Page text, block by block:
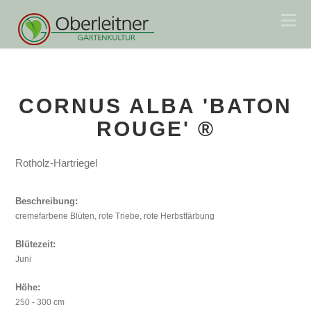
CORNUS ALBA 'BATON
ROUGE' ®
Rotholz-Hartriegel
Beschreibung:
cremefarbene Blüten, rote Triebe, rote Herbstfärbung
Blütezeit:
Juni
Höhe:
250 - 300 cm